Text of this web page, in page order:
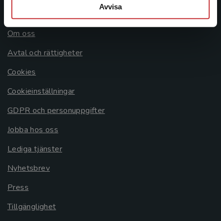
Avvisa
Om oss
Avtal och rättigheter
Cookies
Cookieinställningar
GDPR och personuppgifter
Jobba hos oss
Lediga tjänster
Nyhetsbrev
Press
Tillgänglighet